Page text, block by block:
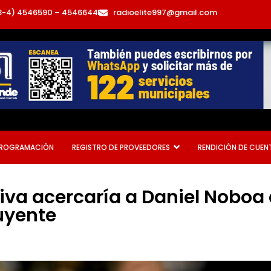
4) 4546590 – 4546644 radioelite997@gmail.com
REGISTRO DE PROVEEDORES RENDICIÓN DE
acercaría a Daniel